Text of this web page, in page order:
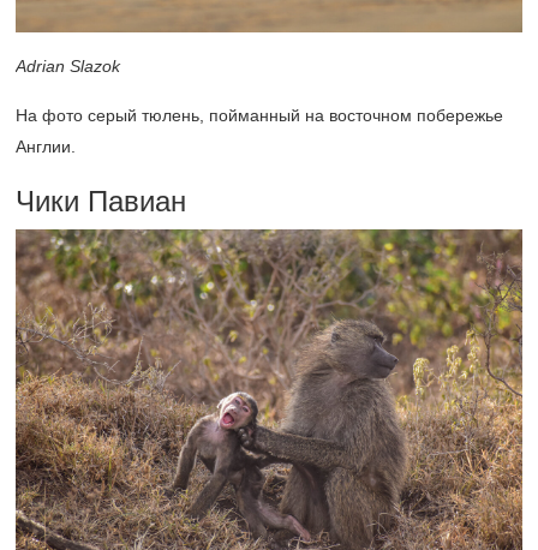
Adrian Slazok
На фото серый тюлень, пойманный на восточном побережье
Англии.
Чики Павиан